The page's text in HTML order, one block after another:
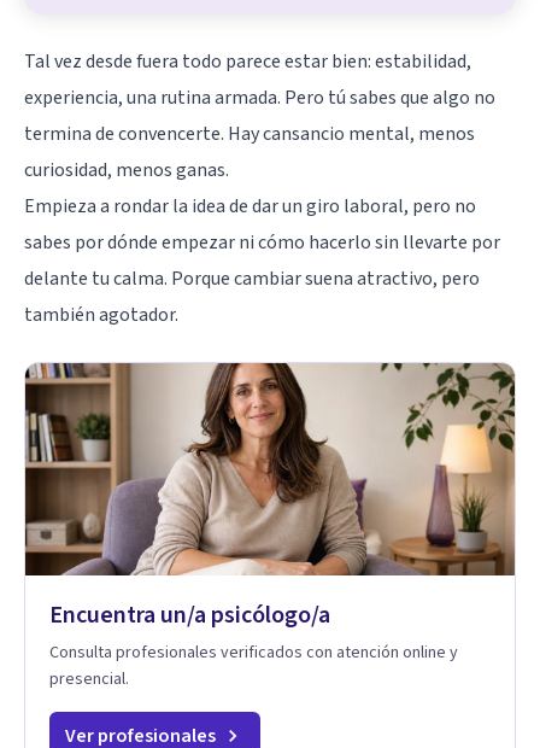
Tal vez desde fuera todo parece estar bien: estabilidad,
experiencia, una rutina armada. Pero tú sabes que algo no
termina de convencerte. Hay cansancio mental, menos
curiosidad, menos ganas.
Empieza a rondar la idea de dar un giro laboral, pero no
sabes por dónde empezar ni cómo hacerlo sin llevarte por
delante tu calma. Porque cambiar suena atractivo, pero
también agotador.
Encuentra un/a psicólogo/a
Consulta profesionales verificados con atención online y
presencial.
Ver profesionales